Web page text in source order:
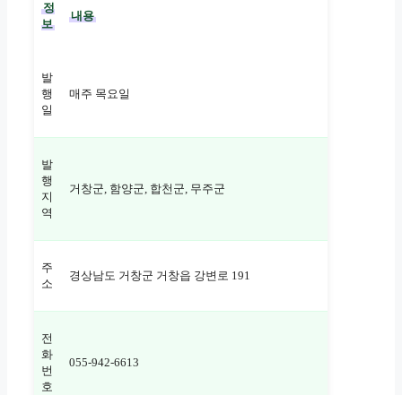
정
보
내용
발
행
일
매주 목요일
발
행
지
역
거창군, 함양군, 합천군, 무주군
주
소
경상남도 거창군 거창읍 강변로 191
전
화
번
호
055-942-6613